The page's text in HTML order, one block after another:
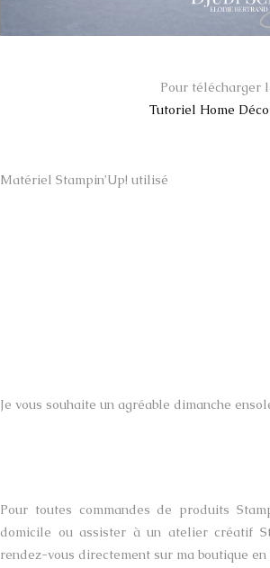
Pour télécharger
Tutoriel Home
Matériel Stampin’Up! utilisé
Je vous souhaite un agréable dimanche
Pour toutes commandes de produits
domicile ou assister à un atelier créatif
rendez-vous directement sur ma boutique en